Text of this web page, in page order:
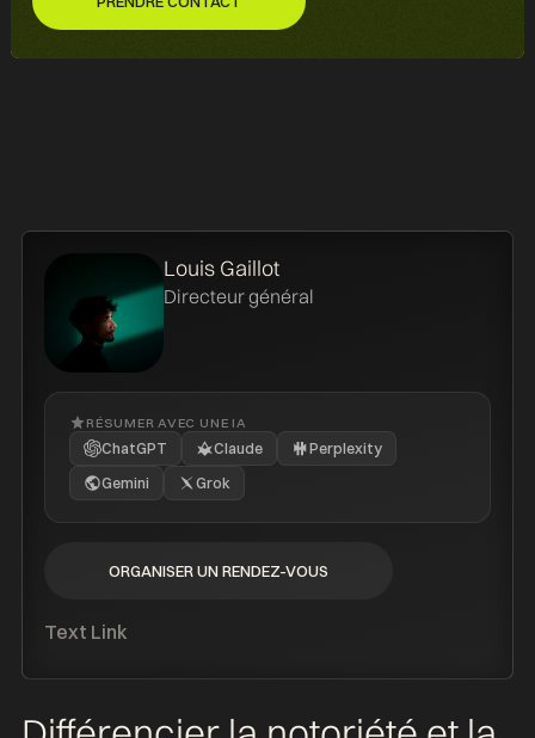
Louis Gaillot
Directeur général
RÉSUMER AVEC UNE IA
ChatGPT Claude
Perplexity
Gemini
Grok
ORGANISER UN RENDEZ-VOUS
Text Link